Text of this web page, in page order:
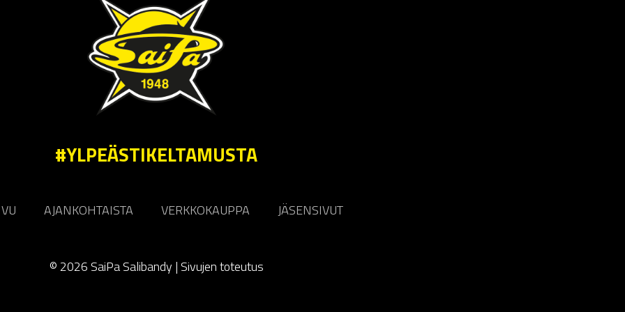
#YLPEÄSTIKELTAMUSTA
AJANKOHTAISTA VERKKOKAUPPA JÄSENSIVUT
© 2026 SaiPa Salibandy |Sivujen toteutus